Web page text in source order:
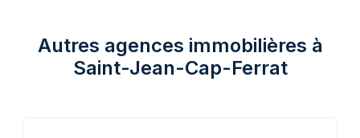
Autres agences immobilières à
Saint-Jean-Cap-Ferrat